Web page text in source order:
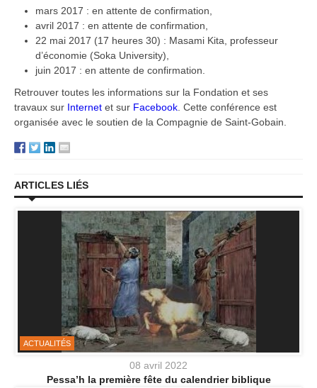
mars 2017 : en attente de confirmation,
avril 2017 : en attente de confirmation,
22 mai 2017 (17 heures 30) : Masami Kita, professeur
d’économie (Soka University),
juin 2017 : en attente de confirmation.
Retrouver toutes les informations sur la Fondation et ses
travaux sur Internet et sur Facebook . Cette conférence est
organisée avec le soutien de la Compagnie de Saint-Gobain.
ARTICLES LIÉS
ACTUALITÉS
08 avril 2022
Pessa’h la première fête du calendrier biblique